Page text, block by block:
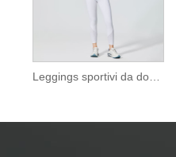
Leggings sportivi da donna bianco puro con rete